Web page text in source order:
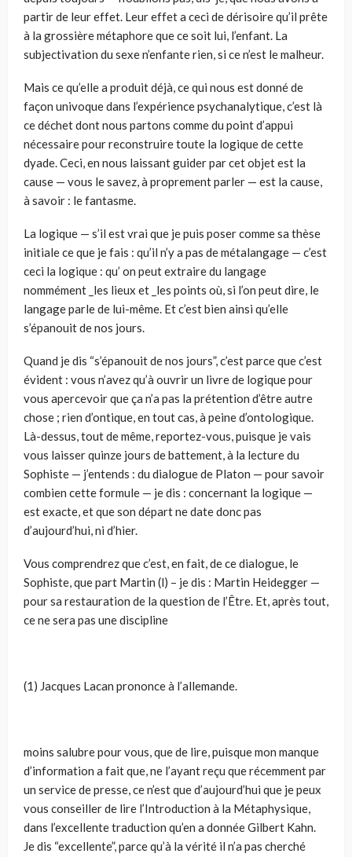
partir de leur effet. Leur effet a ceci de dérisoire qu’il prête
à la grossière métaphore que ce soit lui, l’enfant. La
subjectivation du sexe n’enfante rien, si ce n’est le malheur.
Mais ce qu’elle a produit déjà, ce qui nous est donné de
façon univoque dans l’expérience psychanalytique, c’est là
ce déchet dont nous partons comme du point d’appui
nécessaire pour reconstruire toute la logique de cette
dyade. Ceci, en nous laissant guider par cet objet est la
cause — vous le savez, à proprement parler — est la cause,
à savoir : le fantasme.
La logique — s’il est vrai que je puis poser comme sa thèse
initiale ce que je fais : qu’il n’y a pas de métalangage — c’est
ceci la logique : qu’ on peut extraire du langage
nommément _les lieux et _les points où, si l’on peut dire, le
langage parle de lui-même. Et c’est bien ainsi qu’elle
s’épanouit de nos jours.
Quand je dis “s’épanouit de nos jours”, c’est parce que c’est
évident : vous n’avez qu’à ouvrir un livre de logique pour
vous apercevoir que ça n’a pas la prétention d’être autre
chose ; rien d’ontique, en tout cas, à peine d’ontologique.
Là-dessus, tout de même, reportez-vous, puisque je vais
vous laisser quinze jours de battement, à la lecture du
Sophiste — j’entends : du dialogue de Platon — pour savoir
combien cette formule — je dis : concernant la logique —
est exacte, et que son départ ne date donc pas
d’aujourd’hui, ni d’hier.
Vous comprendrez que c’est, en fait, de ce dialogue, le
Sophiste, que part Martin (l) – je dis : Martin Heidegger —
pour sa restauration de la question de l’Être. Et, après tout,
ce ne sera pas une discipline
(1) Jacques Lacan prononce à l’allemande.
moins salubre pour vous, que de lire, puisque mon manque
d’information a fait que, ne l’ayant reçu que récemment par
un service de presse, ce n’est que d’aujourd’hui que je peux
vous conseiller de lire l’Introduction à la Métaphysique,
dans l’excellente traduction qu’en a donnée Gilbert Kahn.
Je dis “excellente”, parce qu’à la vérité il n’a pas cherché